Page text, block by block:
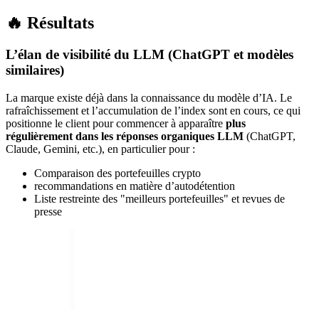
🔥 Résultats
L’élan de visibilité du LLM (ChatGPT et modèles
similaires)
La marque existe déjà dans la connaissance du modèle d’IA. Le
rafraîchissement et l’accumulation de l’index sont en cours, ce qui
positionne le client pour commencer à apparaître plus
régulièrement dans les réponses organiques LLM (ChatGPT,
Claude, Gemini, etc.), en particulier pour :
Comparaison des portefeuilles crypto
recommandations en matière d’autodétention
Liste restreinte des "meilleurs portefeuilles" et revues de
presse